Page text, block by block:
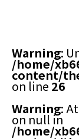
Warning:
/home/
content/
on line 26
Warning:
on null in
/home/